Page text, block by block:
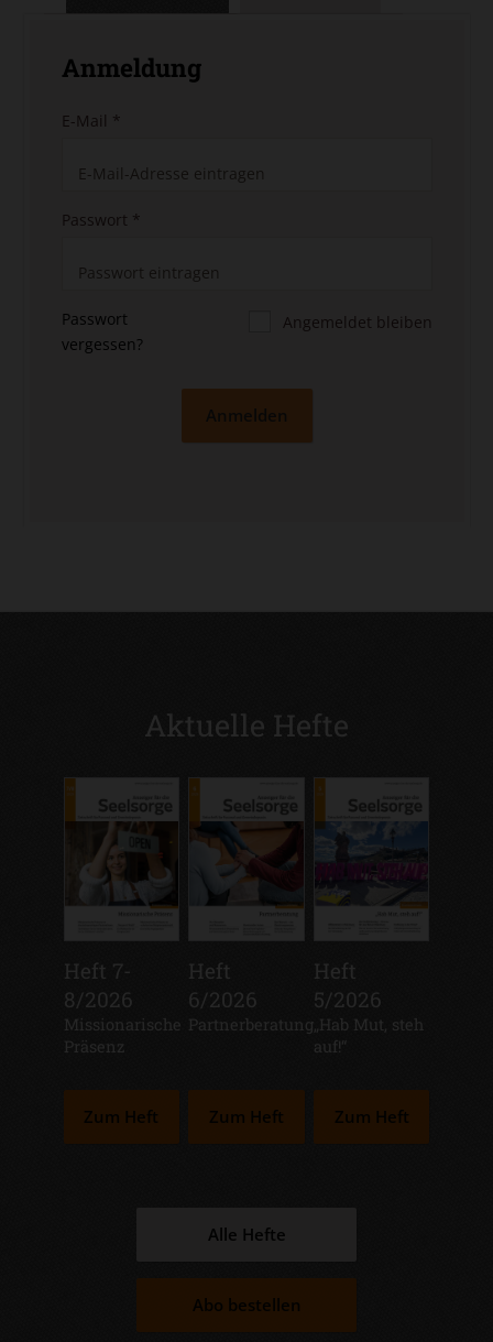
Anmeldung
E-Mail *
Passwort *
Passwort
vergessen?
Angemeldet bleiben
Anmelden
Aktuelle Hefte
Heft 7-
8/2026
:
Missionarische
Präsenz
Zum Heft
Heft
6/2026
:
Partnerberatung
Zum Heft
Heft
5/2026
:
„Hab Mut, steh
auf!“
Zum Heft
Alle Hefte
Abo bestellen